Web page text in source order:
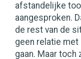
afstandelijke
aangesproken.
de rest van de
geen relatie
gaan. Maar toch